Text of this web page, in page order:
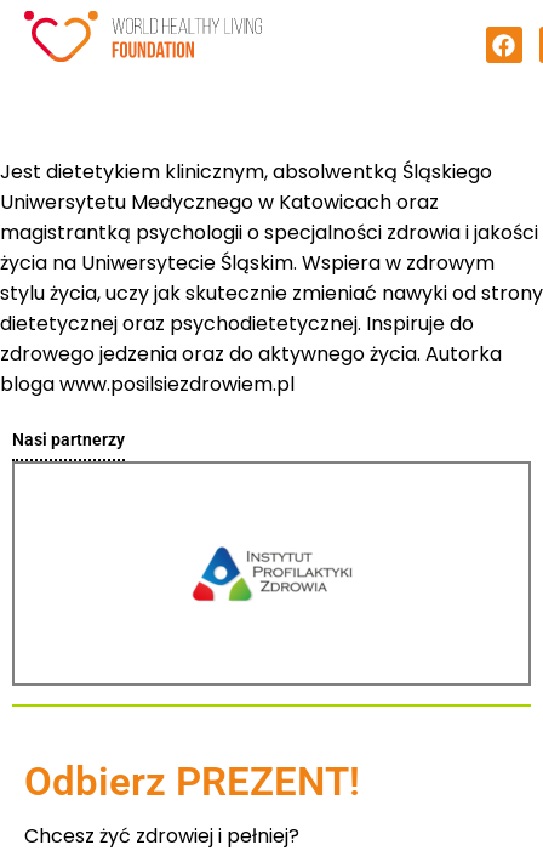
Jest dietetykiem klinicznym, absolwentką Śląskiego
Uniwersytetu Medycznego w Katowicach oraz
magistrantką psychologii o specjalności zdrowia i jakości
życia na Uniwersytecie Śląskim. Wspiera w zdrowym
stylu życia, uczy jak skutecznie zmieniać nawyki od strony
dietetycznej oraz psychodietetycznej. Inspiruje do
zdrowego jedzenia oraz do aktywnego życia. Autorka
bloga www.posilsiezdrowiem.pl
Nasi partnerzy
Odbierz PREZENT!
Chcesz żyć zdrowiej i pełniej?